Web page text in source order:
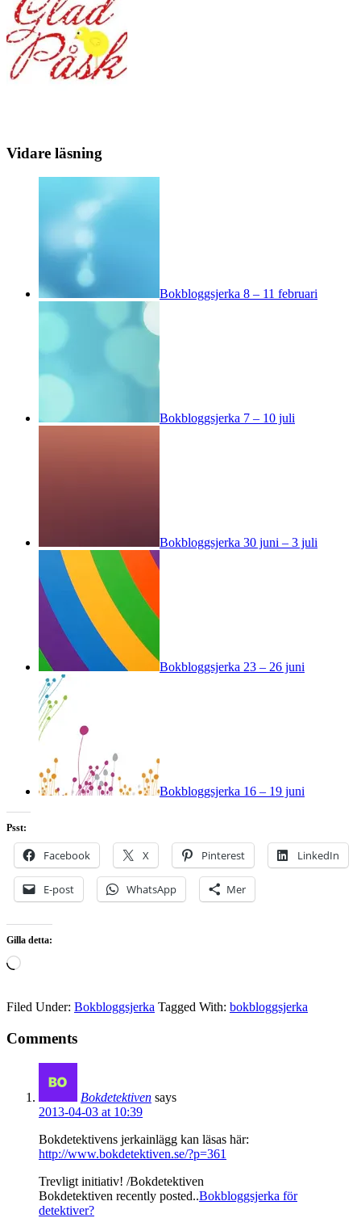
Vidare läsning
Bokbloggsjerka 8 – 11 februari
Bokbloggsjerka 7 – 10 juli
Bokbloggsjerka 30 juni – 3 juli
Bokbloggsjerka 23 – 26 juni
Bokbloggsjerka 16 – 19 juni
Psst:
Facebook X Pinterest LinkedIn
E-post WhatsApp Mer
Gilla detta:
Laddar
Filed Under: Bokbloggsjerka Tagged With: bokbloggsjerka
Comments
Bokdetektiven says
2013-04-03 at 10:39
Bokdetektivens jerkainlägg kan läsas här:
http://www.bokdetektiven.se/?p=361
Trevligt initiativ! /Bokdetektiven
Bokdetektiven recently posted..Bokbloggsjerka för
detektiver?